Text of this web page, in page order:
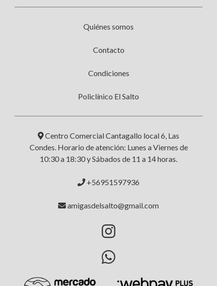
Quiénes somos
Contacto
Condiciones
Policlínico El Salto
Centro Comercial Cantagallo local 6, Las
Condes. Horario de atención: Lunes a Viernes de
10:30 a 18:30 y Sábados de 11 a 14 horas.
+56951597936
amigasdelsalto@gmail.com